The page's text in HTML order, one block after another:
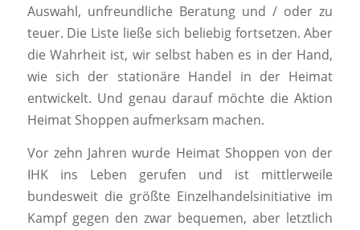
Auswahl, unfreundliche Beratung und / oder zu
teuer. Die Liste ließe sich beliebig fortsetzen. Aber
die Wahrheit ist, wir selbst haben es in der Hand,
wie sich der stationäre Handel in der Heimat
entwickelt. Und genau darauf möchte die Aktion
Heimat Shoppen aufmerksam machen.
Vor zehn Jahren wurde Heimat Shoppen von der
IHK ins Leben gerufen und ist mittlerweile
bundesweit die größte Einzelhandelsinitiative im
Kampf gegen den zwar bequemen, aber letztlich